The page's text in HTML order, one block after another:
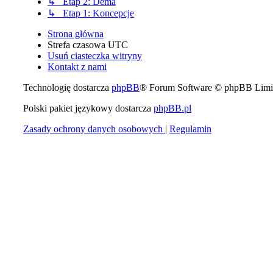
↳ Etap 1: Koncepcje
Strona główna
Strefa czasowa UTC
Usuń ciasteczka witryny
Kontakt z nami
Technologię dostarcza phpBB® Forum Software © phpBB
Polski pakiet językowy dostarcza phpBB.pl
Zasady ochrony danych osobowych | Regulamin